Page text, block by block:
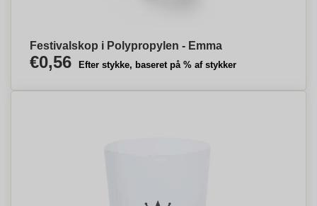
Festivalskop i Polypropylen - Emma
€0,56 Efter stykke, baseret på % af stykker